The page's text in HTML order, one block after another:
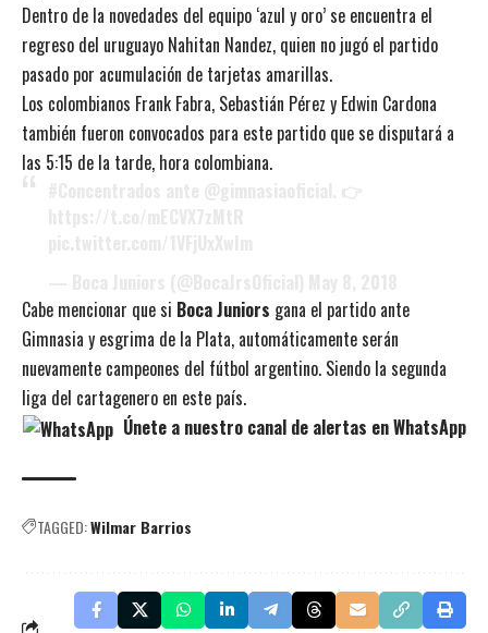
Dentro de la novedades del equipo ‘azul y oro’ se encuentra el
regreso del uruguayo Nahitan Nandez, quien no jugó el partido
pasado por acumulación de tarjetas amarillas.
Los colombianos Frank Fabra, Sebastián Pérez y Edwin Cardona
también fueron convocados para este partido que se disputará a
las 5:15 de la tarde, hora colombiana.
Cabe mencionar que si Boca Juniors gana el partido ante
Gimnasia y esgrima de la Plata, automáticamente serán
nuevamente campeones del fútbol argentino. Siendo la segunda
liga del cartagenero en este país.
Únete a nuestro canal de alertas en WhatsApp
TAGGED:Wilmar Barrios